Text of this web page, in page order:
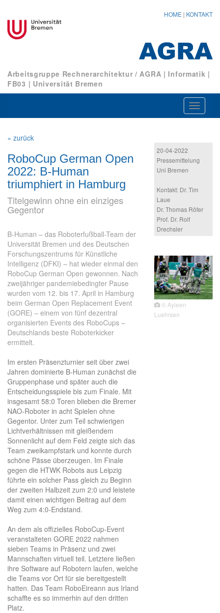
HOME | KONTAKT
Arbeitsgruppe Rechnerarchitektur / AGRA | Informatik |
FB03 | Universität Bremen
ein-/
« zurück
RoboCup German Open
2022: B-Human
triumphiert in Hamburg
Titelgewinn ohne ein einziges
Gegentor
B-Human – das Roboterfußball-Team der
Universität Bremen und des Deutschen
Forschungszentrums für Künstliche
Intelligenz (DFKI) – hat wieder einmal den
RoboCup German Open gewonnen. Nach
zweijähriger pandemiebedingter Pause
wurden vom 12. bis 17. April in Hamburg
beim German Open Replacement Event
(GORE) – einem von fünf dezentral
organisierten Events des RoboCups –
Deutschlands beste Roboterkicker
ermittelt.
Im ersten Präsenzturnier seit über zwei
Jahren dominierte B-Human zunächst die
Gruppenphase und später auch die
Entscheidungsspiele bis zum Finale. Mit
insgesamt 58:0 Toren blieben die Bremer
NAO-Roboter in acht Spielen ohne
Gegentor. Unter zum Teil schwierigen
Lichtverhältnissen mit gleißendem
Sonnenlicht auf dem Feld zeigte sich das
Team zweikampfstark und konnte durch
schöne Pässe überzeugen. Im Finale
gegen die HTWK Robots aus Leipzig
führte ein solcher Pass gleich zu Beginn
der zweiten Halbzeit zum 2:0 und leistete
damit einen wichtigen Beitrag auf dem
Weg zum 4:0-Endstand.
An dem als offizielles RoboCup-Event
veranstalteten GORE 2022 nahmen
sieben Teams in Präsenz und zwei
Mannschaften virtuell teil. Letztere ließen
ihre Software auf Robotern laufen, welche
die Teams vor Ort für sie bereitgestellt
hatten. Das Team RoboEireann aus Irland
schaffte es so immerhin auf den dritten
Platz.
20-04-2022
Pressemittelung
Uni Bremen
Kontakt: Dr. Tim
Laue
Dr. Thomas Röfer
Prof. Dr. Rolf
Drechsler
© Ayleen
Luehrsen